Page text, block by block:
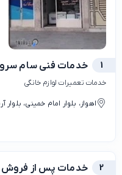
1 خدمات فنی سام
خدمات تعمیرات لوازم خانگی
اهواز، بلوار امام خمینی، بلوار
2 خدمات پس از